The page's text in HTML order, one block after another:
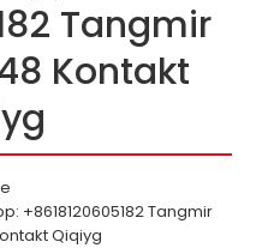
Tangmir
Kontakt
+8618120605182 Tangmir
Qiqiyg